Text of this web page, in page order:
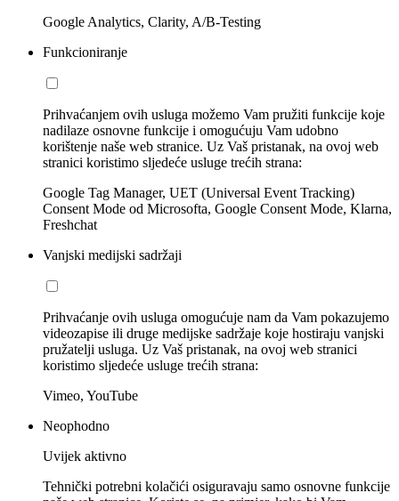
Google Analytics, Clarity, A/B-Testing
Funkcioniranje
Prihvaćanjem ovih usluga možemo Vam pružiti funkcije koje
nadilaze osnovne funkcije i omogućuju Vam udobno
korištenje naše web stranice. Uz Vaš pristanak, na ovoj web
stranici koristimo sljedeće usluge trećih strana:
Google Tag Manager, UET (Universal Event Tracking)
Consent Mode od Microsofta, Google Consent Mode, Klarna,
Freshchat
Vanjski medijski sadržaji
Prihvaćanje ovih usluga omogućuje nam da Vam pokazujemo
videozapise ili druge medijske sadržaje koje hostiraju vanjski
pružatelji usluga. Uz Vaš pristanak, na ovoj web stranici
koristimo sljedeće usluge trećih strana:
Vimeo, YouTube
Neophodno
Uvijek aktivno
Tehnički potrebni kolačići osiguravaju samo osnovne funkcije